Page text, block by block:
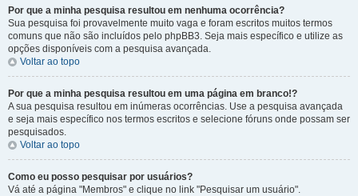
Por que a minha pesquisa resultou em nenhuma ocorrência?
Sua pesquisa foi provavelmente muito vaga e foram escritos muitos termos
comuns que não são incluídos pelo phpBB3. Seja mais específico e utilize as
opções disponíveis com a pesquisa avançada.
Voltar ao topo
Por que a minha pesquisa resultou em uma página em branco!?
A sua pesquisa resultou em inúmeras ocorrências. Use a pesquisa avançada
e seja mais específico nos termos escritos e selecione fóruns onde possam ser
pesquisados.
Voltar ao topo
Como eu posso pesquisar por usuários?
Vá até a página "Membros" e clique no link "Pesquisar um usuário".